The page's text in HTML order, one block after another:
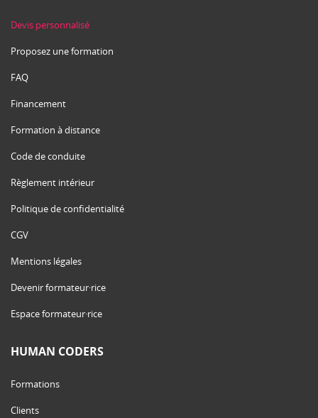
Devis personnalisé
Proposez une formation
FAQ
Financement
Formation à distance
Code de conduite
Règlement intérieur
Politique de confidentialité
CGV
Mentions légales
Devenir formateur·rice
Espace formateur·rice
HUMAN CODERS
Formations
Clients